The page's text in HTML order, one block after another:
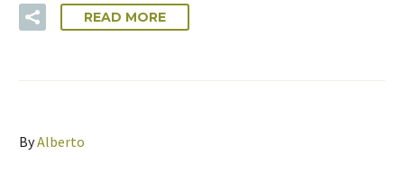
READ MORE
ByAlberto